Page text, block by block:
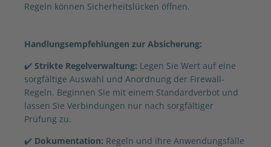
Regeln können Sicherheitslücken öffnen.
Handlungsempfehlungen zur Absicherung:
✔️ Strikte Regelverwaltung: Legen Sie Wert auf eine
sorgfältige Auswahl und Anordnung der Firewall-
Regeln. Beginnen Sie mit einem Standardverbot und
lassen Sie Verbindungen nur nach sorgfältiger
Prüfung zu.
✔️ Dokumentation: Regeln und ihre Anwendungsfälle